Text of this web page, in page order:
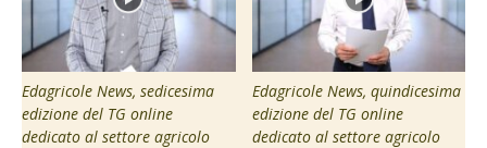
Edagricole News, sedicesima
edizione del TG online
dedicato al settore agricolo
Edagricole News, quindicesima
edizione del TG online
dedicato al settore agricolo